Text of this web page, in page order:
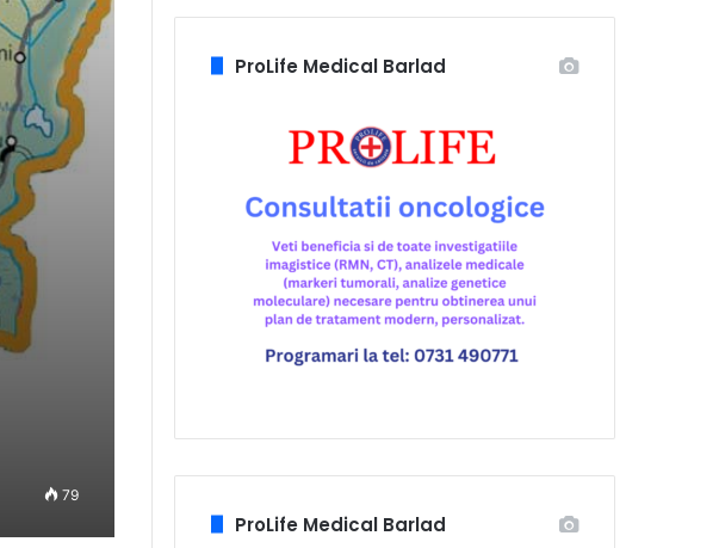
79
ProLife Medical Barlad
ProLife Medical Barlad